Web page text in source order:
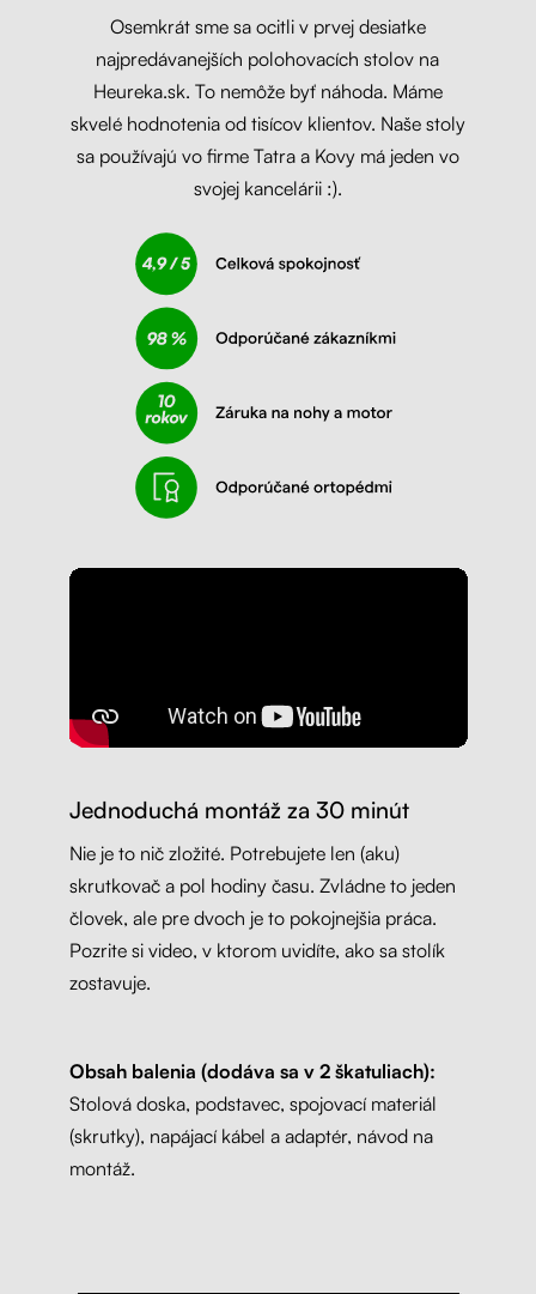
Osemkrát sme sa ocitli v prvej desiatke
najpredávanejších polohovacích stolov na
Heureka.sk. To nemôže byť náhoda. Máme
skvelé hodnotenia od tisícov klientov. Naše stoly
sa používajú vo firme Tatra a Kovy má jeden vo
svojej kancelárii :).
Jednoduchá montáž za 30 minút
Nie je to nič zložité. Potrebujete len (aku)
skrutkovač a pol hodiny času. Zvládne to jeden
človek, ale pre dvoch je to pokojnejšia práca.
Pozrite si video, v ktorom uvidíte, ako sa stolík
zostavuje.
Obsah balenia (dodáva sa v 2 škatuliach):
Stolová doska, podstavec, spojovací materiál
(skrutky), napájací kábel a adaptér, návod na
montáž.